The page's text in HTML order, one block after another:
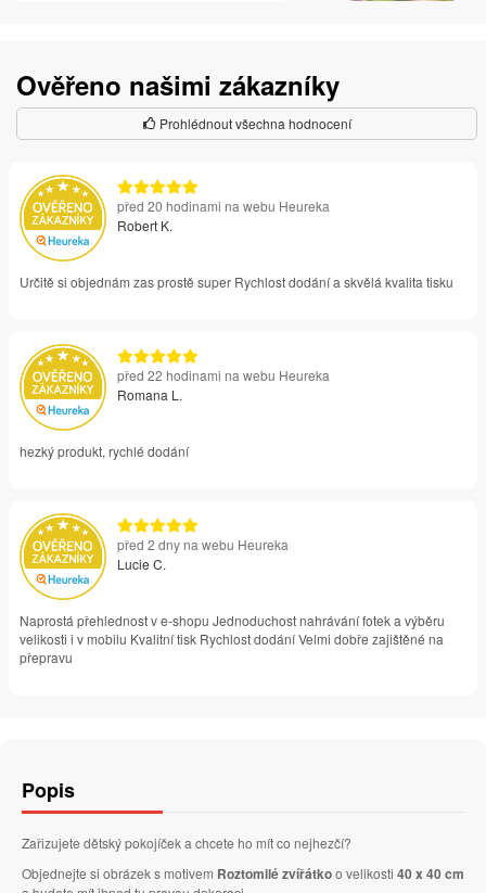
Ověřeno našimi zákazníky
Prohlédnout všechna hodnocení
před 20 hodinami na webu Heureka
Robert K.
Určitě si objednám zas prostě super Rychlost dodání a skvělá kvalita tisku
před 22 hodinami na webu Heureka
Romana L.
hezký produkt, rychlé dodání
před 2 dny na webu Heureka
Lucie C.
Naprostá přehlednost v e-shopu Jednoduchost nahrávání fotek a výběru
velikosti i v mobilu Kvalitní tisk Rychlost dodání Velmi dobře zajištěné na
přepravu
Popis
Zařizujete dětský pokojíček a chcete ho mít co nejhezčí?
Objednejte si obrázek s motivem Roztomilé zvířátkoo velikosti 40 x 40 cm